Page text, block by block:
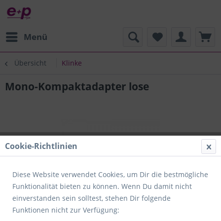
Menü
Übersicht Klinke
Mono-Kompaktadapter lose
Cookie-Richtlinien
Diese Website verwendet Cookies, um Dir die bestmögliche
Funktionalität bieten zu können. Wenn Du damit nicht
einverstanden sein solltest, stehen Dir folgende
Funktionen nicht zur Verfügung: